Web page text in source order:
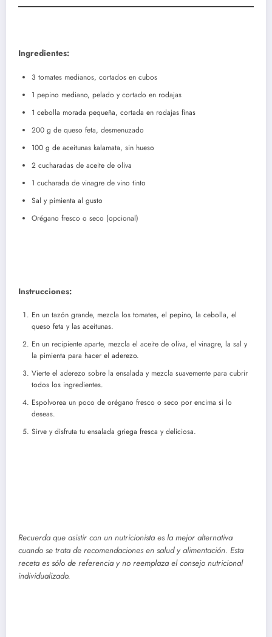
Ingredientes:
3 tomates medianos, cortados en cubos
1 pepino mediano, pelado y cortado en rodajas
1 cebolla morada pequeña, cortada en rodajas finas
200 g de queso feta, desmenuzado
100 g de aceitunas kalamata, sin hueso
2 cucharadas de aceite de oliva
1 cucharada de vinagre de vino tinto
Sal y pimienta al gusto
Orégano fresco o seco (opcional)
Instrucciones:
En un tazón grande, mezcla los tomates, el pepino, la cebolla, el
queso feta y las aceitunas.
En un recipiente aparte, mezcla el aceite de oliva, el vinagre, la sal y
la pimienta para hacer el aderezo.
Vierte el aderezo sobre la ensalada y mezcla suavemente para cubrir
todos los ingredientes.
Espolvorea un poco de orégano fresco o seco por encima si lo
deseas.
Sirve y disfruta tu ensalada griega fresca y deliciosa.
Recuerda que asistir con un nutricionista es la mejor alternativa
cuando se trata de recomendaciones en salud y alimentación. Esta
receta es sólo de referencia y no reemplaza el consejo nutricional
individualizado.